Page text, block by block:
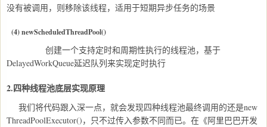
没有被调用，则移除该线程，适用于短期异步任务的场景
(4)newScheduledThreadPool()
创建一个支持定时和周期性执行的线程池，基于
DelayedWorkQueue延迟队列来实现定时执行
2.四种线程池底层实现原理
我们将代码跟入深一点，就会发现四种线程池最终调用的还是new
ThreadPoolExecutor()，只不过传入参数不同而已。在《阿里巴巴开发